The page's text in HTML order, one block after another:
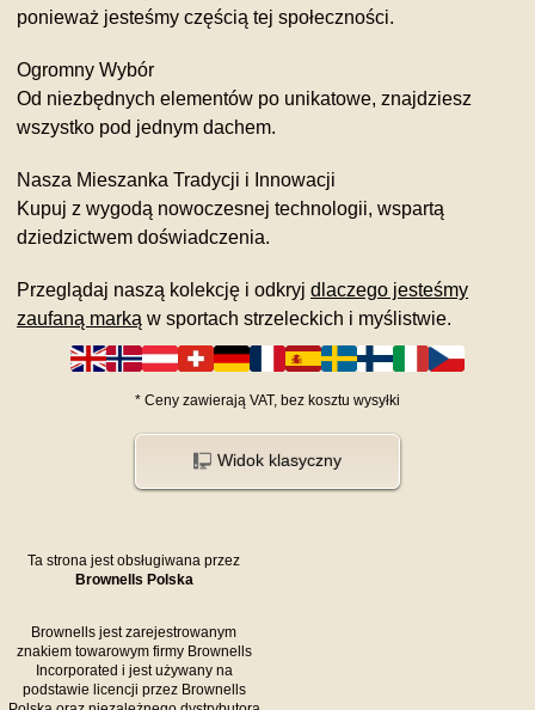
ponieważ jesteśmy częścią tej społeczności.
Ogromny Wybór
Od niezbędnych elementów po unikatowe, znajdziesz
wszystko pod jednym dachem.
Nasza Mieszanka Tradycji i Innowacji
Kupuj z wygodą nowoczesnej technologii, wspartą
dziedzictwem doświadczenia.
Przeglądaj naszą kolekcję i odkryj dlaczego jesteśmy
zaufaną marką w sportach strzeleckich i myślistwie.
* Ceny zawierają VAT, bez kosztu wysyłki
Widok klasyczny
Ta strona jest obsługiwana przez
Brownells Polska
Brownells jest zarejestrowanym
znakiem towarowym firmy Brownells
Incorporated i jest używany na
podstawie licencji przez Brownells